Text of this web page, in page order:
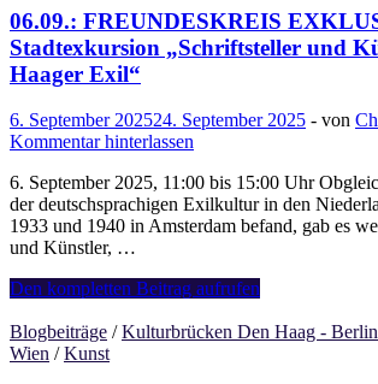
06.09.: FREUNDESKREIS
Stadtexkursion „Schriftsteller und
Haager Exil“
6. September 202524. September 2025 - von
Kommentar hinterlassen
6. September 2025, 11:00 bis 15:00 Uhr
der deutschsprachigen Exilkultur in den
1933 und 1940 in Amsterdam befand, gab es
und Künstler, …
06.09.:
EXKLUSIV:
Stadtexkursion
Den kompletten Beitrag aufrufen
Blogbeiträge /Kulturbrücken Den Haag -
Wien /Kunst